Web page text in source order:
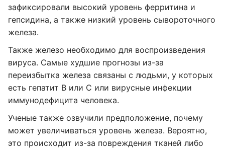
зафиксировали высокий уровень ферритина и
гепсидина, а также низкий уровень сывороточного
железа.
Также железо необходимо для воспроизведения
вируса. Самые худшие прогнозы из-за
переизбытка железа связаны с людьми, у которых
есть гепатит В или С или вирусные инфекции
иммунодефицита человека.
Ученые также озвучили предположение, почему
может увеличиваться уровень железа. Вероятно,
это происходит из-за повреждения тканей либо